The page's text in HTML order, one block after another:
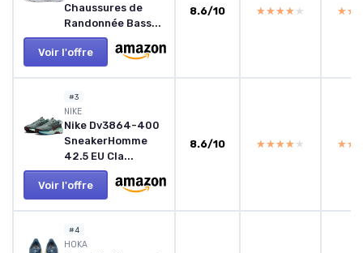
Chaussures de
Randonnée Bass...
Voir l'offre
8.6/10 ★★★★★
★★★★★
#3
NIKE
Nike Dv3864-400
SneakerHomme
42.5 EU Cla...
Voir l'offre
8.6/10 ★★★★★
★★★★★
#4
HOKA